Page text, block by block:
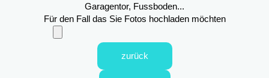
Garagentor, Fussboden...
Für den Fall das Sie Fotos hochladen möchten
zurück